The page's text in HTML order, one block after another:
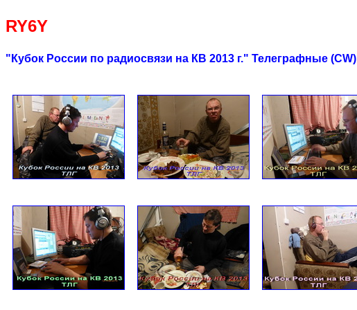
RY6Y
"Кубок России по радиосвязи на КВ 2013 г." Телеграфные (CW)